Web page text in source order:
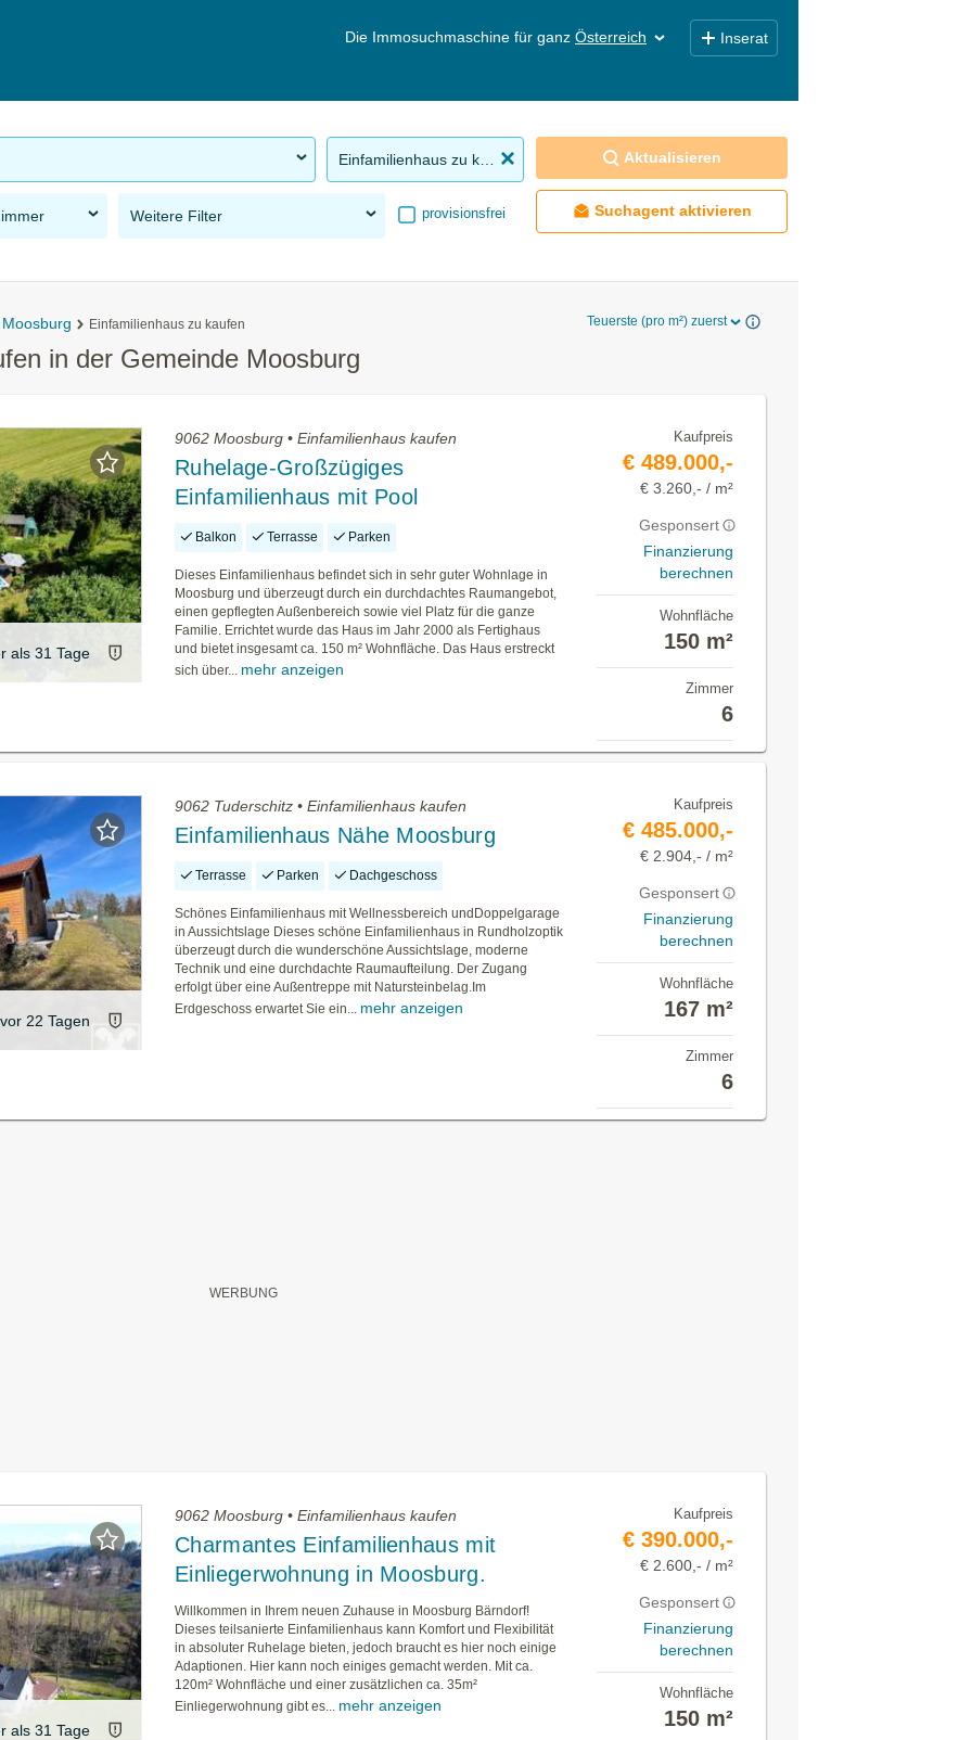
Die Immosuchmaschine für ganz Österreich Inserat
Weitere Filter provisionsfrei
Aktualisieren
Suchagent aktivieren
Moosburg Einfamilienhaus zu kaufen Teuerste (pro m²) zuerst
in der Gemeinde Moosburg
als 31 Tage
9062 Moosburg • Einfamilienhaus kaufen
Ruhelage-Großzügiges
Einfamilienhaus mit Pool
Balkon Terrasse Parken
Dieses Einfamilienhaus befindet sich in sehr guter Wohnlage in
Moosburg und überzeugt durch ein durchdachtes Raumangebot,
einen gepflegten Außenbereich sowie viel Platz für die ganze
Familie. Errichtet wurde das Haus im Jahr 2000 als Fertighaus
und bietet insgesamt ca. 150 m² Wohnfläche. Das Haus erstreckt
sich über... mehr anzeigen
Kaufpreis
€ 489.000,-
€ 3.260,- / m²
Gesponsert
Finanzierung
berechnen
Wohnfläche
150 m²
Zimmer
6
vor 22 Tagen
9062 Tuderschitz • Einfamilienhaus kaufen
Einfamilienhaus Nähe Moosburg
Terrasse Parken Dachgeschoss
Schönes Einfamilienhaus mit Wellnessbereich undDoppelgarage
in Aussichtslage Dieses schöne Einfamilienhaus in Rundholzoptik
überzeugt durch die wunderschöne Aussichtslage, moderne
Technik und eine durchdachte Raumaufteilung. Der Zugang
erfolgt über eine Außentreppe mit Natursteinbelag.Im
Erdgeschoss erwartet Sie ein... mehr anzeigen
Kaufpreis
€ 485.000,-
€ 2.904,- / m²
Gesponsert
Finanzierung
berechnen
Wohnfläche
167 m²
Zimmer
6
als 31 Tage
9062 Moosburg • Einfamilienhaus kaufen
Charmantes Einfamilienhaus mit
Einliegerwohnung in Moosburg.
Willkommen in Ihrem neuen Zuhause in Moosburg Bärndorf!
Dieses teilsanierte Einfamilienhaus kann Komfort und Flexibilität
in absoluter Ruhelage bieten, jedoch braucht es hier noch einige
Adaptionen. Hier kann noch einiges gemacht werden. Mit ca.
120m² Wohnfläche und einer zusätzlichen ca. 35m²
Einliegerwohnung gibt es... mehr anzeigen
Kaufpreis
€ 390.000,-
€ 2.600,- / m²
Gesponsert
Finanzierung
berechnen
Wohnfläche
150 m²